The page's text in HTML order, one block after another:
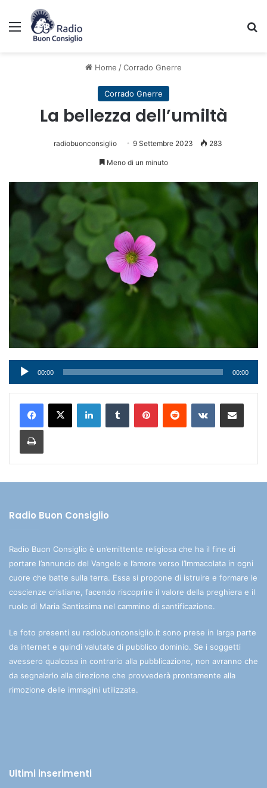
Menu
Home /Corrado Gnerre
Corrado Gnerre
La bellezza dell’umiltà
radiobuonconsiglio 9 Settembre 2023 283
Meno di un minuto
Audio
Player
00:00 00:00
Radio Buon Consiglio
Radio Buon Consiglio è un’emittente religiosa che ha il fine di
portare l’annuncio del Vangelo e l’amore verso l’Immacolata in ogni
cuore che batte sulla terra. Essa si propone di istruire e formare le
coscienze cristiane, facendo riscoprire il valore della preghiera e il
ruolo di Maria Santissima nel cammino di santificazione.
Le foto presenti su radiobuonconsiglio.it sono prese in larga parte
da internet e quindi valutate di pubblico dominio. Se i soggetti
avessero qualcosa in contrario alla pubblicazione, non avranno che
da segnalarlo alla direzione che provvederà prontamente alla
rimozione delle immagini utilizzate.
Ultimi inserimenti